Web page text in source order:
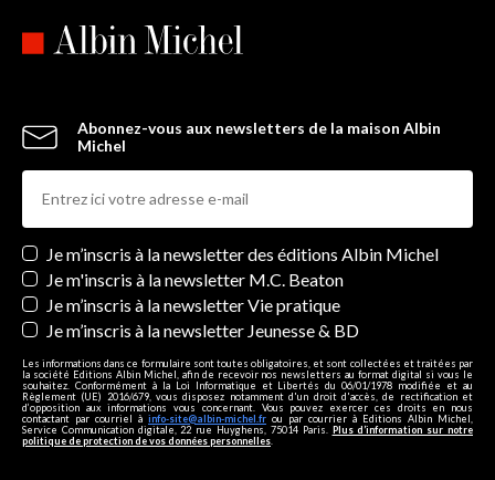
Abonnez-vous aux newsletters de la maison Albin
Michel
Newsletters
Je m’inscris à la newsletter des éditions Albin Michel
Je m'inscris à la newsletter M.C. Beaton
Je m’inscris à la newsletter Vie pratique
Je m’inscris à la newsletter Jeunesse & BD
Les informations dans ce formulaire sont toutes obligatoires, et sont collectées et traitées par
la société Editions Albin Michel, afin de recevoir nos newsletters au format digital si vous le
souhaitez. Conformément à la Loi Informatique et Libertés du 06/01/1978 modifiée et au
Règlement (UE) 2016/679, vous disposez notamment d'un droit d'accès, de rectification et
d’opposition aux informations vous concernant. Vous pouvez exercer ces droits en nous
contactant par courriel à info-site@albin-michel.fr ou par courrier à Editions Albin Michel,
Service Communication digitale, 22 rue Huyghens, 75014 Paris. Plus d’information sur notre
politique de protection de vos données personnelles